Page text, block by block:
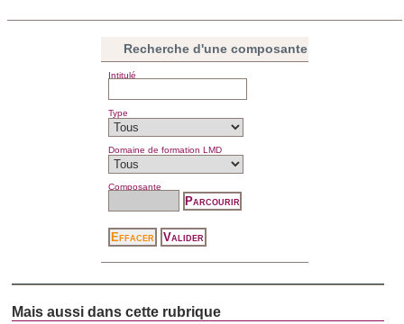
Recherche d'une composante
Intitulé
Type
Domaine de formation LMD
Composante